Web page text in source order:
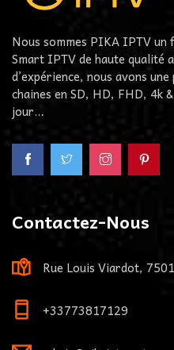
Nous sommes PIKA IPTV un
Smart IPTV de haute qualité
d’expérience, nous avons
chaines en SD, HD, FHD, 4k
jour…
Contactez-Nous
Rue Louis Viardot,
+33773817129